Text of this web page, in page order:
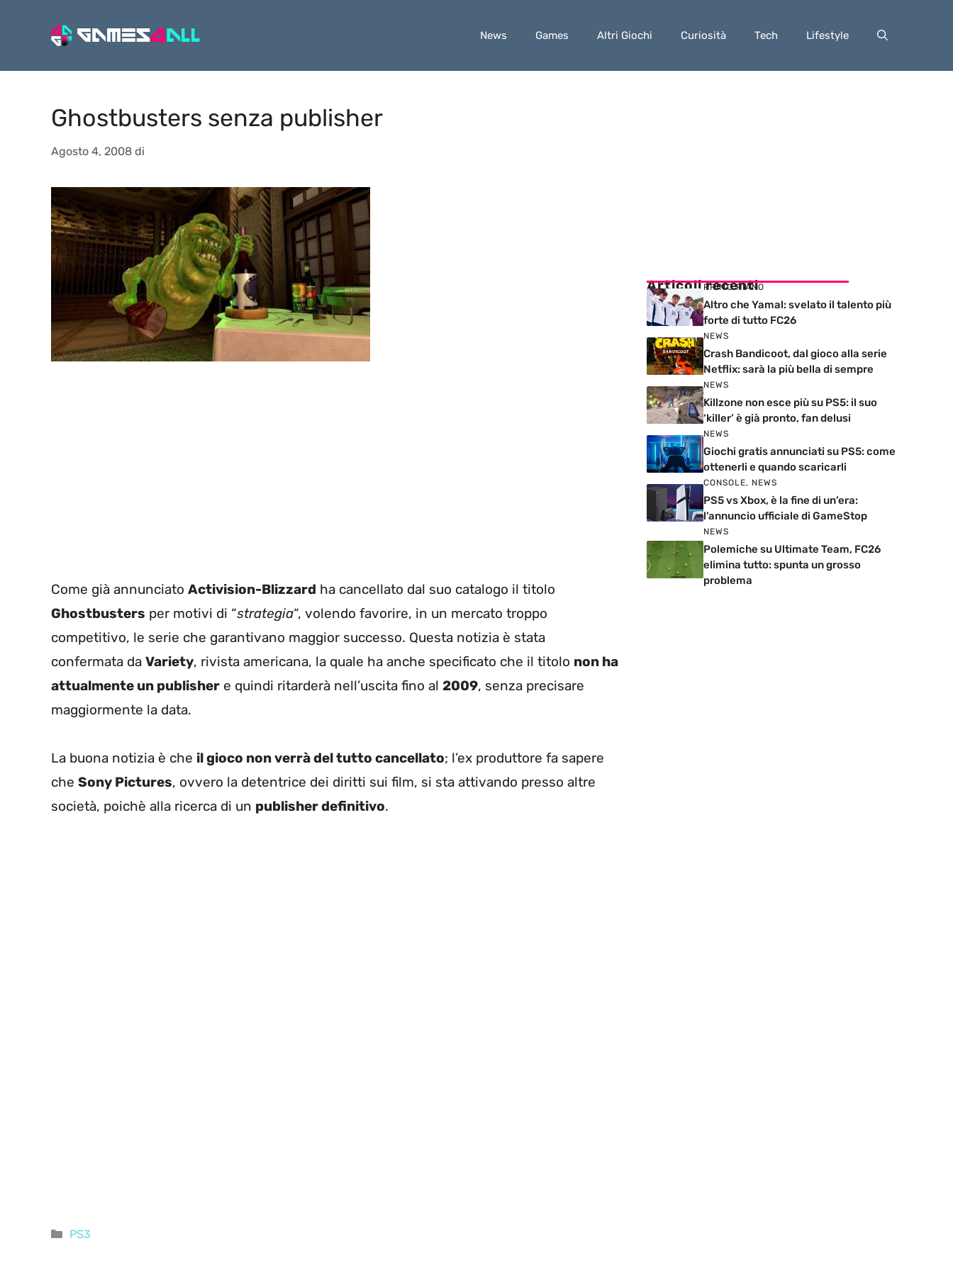
News Games Altri Giochi Curiosità Tech Lifestyle
Ghostbusters senza publisher
Agosto 4, 2008 di
Come già annunciato Activision-Blizzard ha cancellato dal suo catalogo il titolo
Ghostbusters per motivi di “strategia“, volendo favorire, in un mercato troppo
competitivo, le serie che garantivano maggior successo. Questa notizia è stata
confermata da Variety, rivista americana, la quale ha anche specificato che il titolo non ha
attualmente un publisher e quindi ritarderà nell’uscita fino al 2009, senza precisare
maggiormente la data.
La buona notizia è che il gioco non verrà del tutto cancellato; l’ex produttore fa sapere
che Sony Pictures, ovvero la detentrice dei diritti sui film, si sta attivando presso altre
società, poichè alla ricerca di un publisher definitivo.
Categorie
PS3
Articoli recenti
PRIMO PIANO
Altro che Yamal: svelato il talento più
forte di tutto FC26
NEWS
Crash Bandicoot, dal gioco alla serie
Netflix: sarà la più bella di sempre
NEWS
Killzone non esce più su PS5: il suo
‘killer’ è già pronto, fan delusi
NEWS
Giochi gratis annunciati su PS5: come
ottenerli e quando scaricarli
CONSOLE, NEWS
PS5 vs Xbox, è la fine di un’era:
l’annuncio ufficiale di GameStop
NEWS
Polemiche su Ultimate Team, FC26
elimina tutto: spunta un grosso
problema